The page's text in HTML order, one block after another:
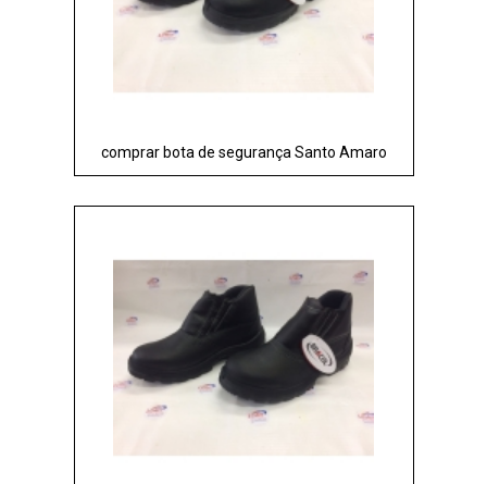
comprar bota de segurança Santo Amaro